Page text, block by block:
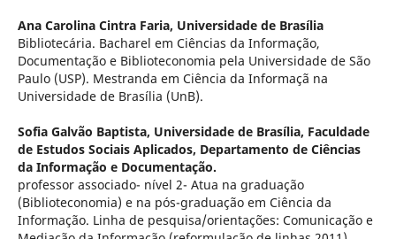
Ana Carolina Cintra Faria, Universidade de Brasília
Bibliotecária. Bacharel em Ciências da Informação,
Documentação e Biblioteconomia pela Universidade de São
Paulo (USP). Mestranda em Ciência da Informaçã na
Universidade de Brasília (UnB).
Sofia Galvão Baptista, Universidade de Brasília, Faculdade
de Estudos Sociais Aplicados, Departamento de Ciências
da Informação e Documentação.
professor associado- nível 2- Atua na graduação
(Biblioteconomia) e na pós-graduação em Ciência da
Informação. Linha de pesquisa/orientações: Comunicação e